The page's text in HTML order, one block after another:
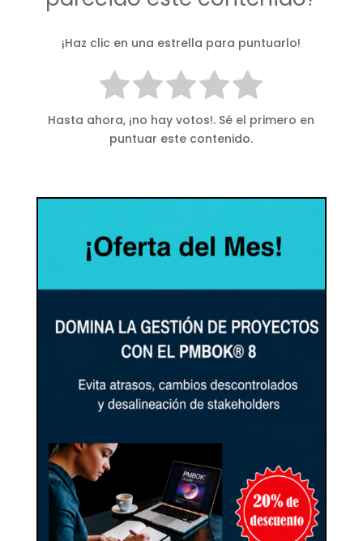
¡Haz clic en una estrella para puntuarlo!
Hasta ahora, ¡no hay votos!. Sé el primero en
puntuar este contenido.